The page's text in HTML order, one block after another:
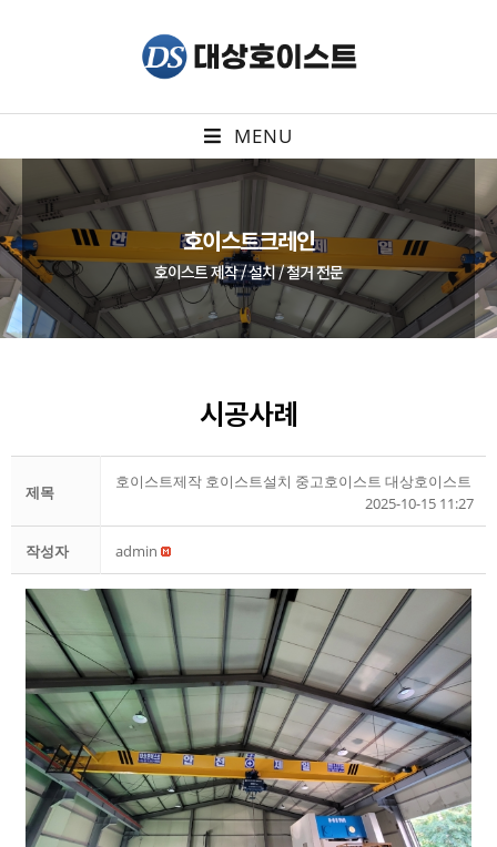
MENU
호이스트크레인
호이스트 제작 / 설치 / 철거 전문
시공사례
제목
호이스트제작 호이스트설치 중고호이스트 대상호이스트
2025-10-15 11:27
작성자 admin